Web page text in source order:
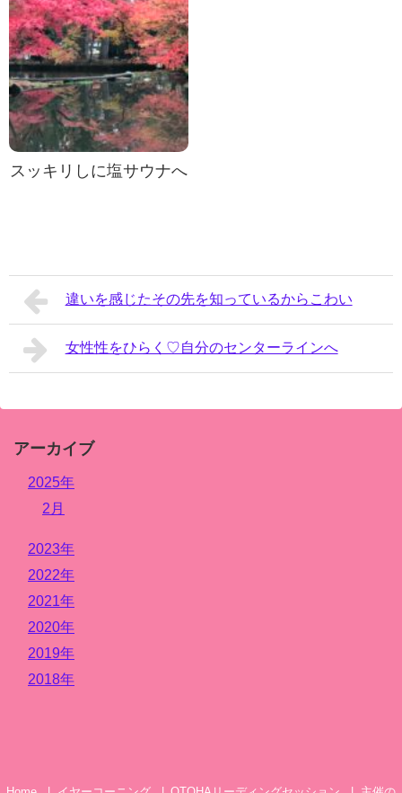
スッキリしに塩サウナへ
違いを感じたその先を知っているからこわい
女性性をひらく♡自分のセンターラインへ
アーカイブ
2025年
2月
2023年
2022年
2021年
2020年
2019年
2018年